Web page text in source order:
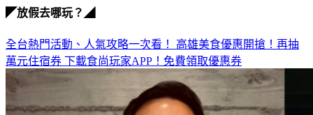
◤放假去哪玩？◢
全台熱門活動、人氣攻略一次看！ 高雄美食優惠開搶！再抽
萬元住宿券 下載食尚玩家APP！免費領取優惠券